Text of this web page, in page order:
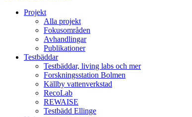
Projekt
Alla projekt
Fokusområden
Avhandlingar
Publikationer
Testbäddar
Testbäddar, living labs och mer
Forskningsstation Bolmen
Källby vattenverkstad
RecoLab
REWAISE
Testbädd Ellinge